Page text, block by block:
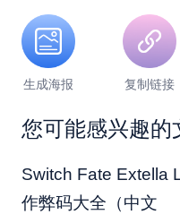
生成海报 复制链接
您可能感兴趣的
Switch Fate Extella
作弊码大全（中文